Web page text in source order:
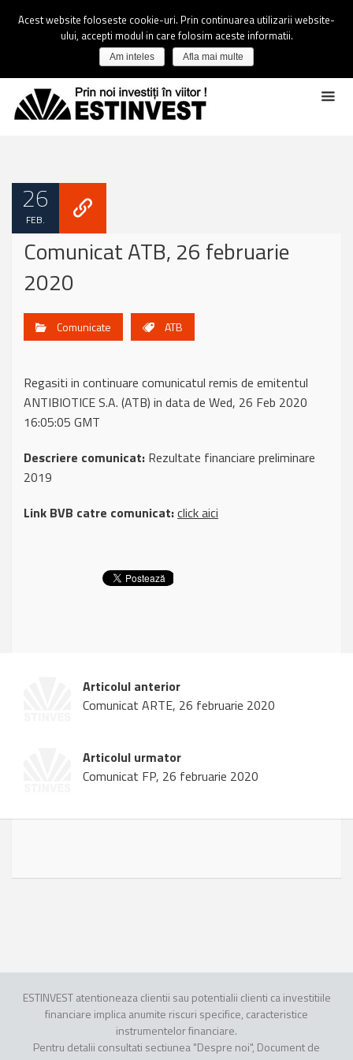
26
FEB.
Comunicat ATB, 26 februarie
2020
Comunicate ATB
Regasiti in continuare comunicatul remis de emitentul
ANTIBIOTICE S.A. (ATB) in data de Wed, 26 Feb 2020
16:05:05 GMT
Descriere comunicat: Rezultate financiare preliminare
2019
Link BVB catre comunicat:click aici
Articolul anterior
Comunicat ARTE, 26 februarie 2020
Articolul urmator
Comunicat FP, 26 februarie 2020
ESTINVEST atentioneaza clientii sau potentialii clienti ca investitiile
financiare implica anumite riscuri specifice, caracteristice
instrumentelor financiare.
Pentru detalii consultati sectiunea "Despre noi", Document de
Acest website foloseste cookie-uri. Prin continuarea utilizarii website-
ului, accepti modul in care folosim aceste informatii.
Am inteles Afla mai multe